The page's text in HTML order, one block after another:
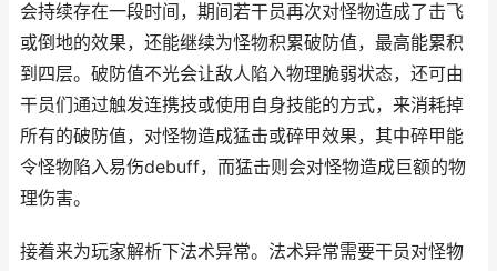
会持续存在一段时间，期间若干员再次对怪物造成了击飞
或倒地的效果，还能继续为怪物积累破防值，最高能累积
到四层。破防值不光会让敌人陷入物理脆弱状态，还可由
干员们通过触发连携技或使用自身技能的方式，来消耗掉
所有的破防值，对怪物造成猛击或碎甲效果，其中碎甲能
令怪物陷入易伤debuff，而猛击则会对怪物造成巨额的物
理伤害。
接着来为玩家解析下法术异常。法术异常需要干员对怪物